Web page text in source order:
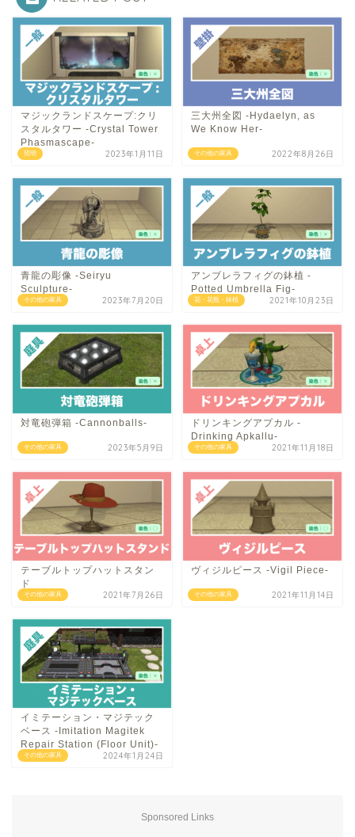
照明
マジックランドスケープ:クリ
スタルタワー -Crystal Tower
Phasmascape-
2023年1月11日 その他の家具
三大州全図 -Hydaelyn, as
We Know Her-
2022年8月26日
その他の家具
青龍の彫像 -Seiryu
Sculpture-
2023年7月20日 花・花瓶・鉢植
アンブレラフィグの鉢植 -
Potted Umbrella Fig-
2021年10月23日
その他の家具
対竜砲弾箱 -Cannonballs-
2023年5月9日 その他の家具
ドリンキングアプカル -
Drinking Apkallu-
2021年11月18日
その他の家具
テーブルトップハットスタン
ド
2021年7月26日 その他の家具
ヴィジルピース -Vigil Piece-
2021年11月14日
その他の家具
イミテーション・マジテック
ベース -Imitation Magitek
Repair Station (Floor Unit)-
2024年1月24日
Sponsored Links